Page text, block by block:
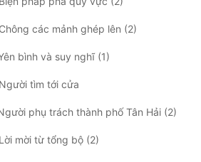
các mảnh ghép lên (2)
bình và suy nghĩ (1)
tìm tới cửa
phụ trách thành phố Tân Hải (2)
mời từ tổng bộ (2)